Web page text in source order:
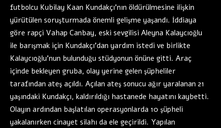
futbolcu Kubilay Kaan Kundakçı’nın öldürülmesine ilişkin
yürütülen soruşturmada önemli gelişme yaşandı. İddiaya
göre rapçi Vahap Canbay, eski sevgilisi Aleyna Kalaycıoğlu
ile barışmak için Kundakçı’dan yardım istedi ve birlikte
Kalaycıoğlu’nun bulunduğu stüdyonun önüne gitti. Araç
içinde bekleyen gruba, olay yerine gelen şüpheliler
tarafından ateş açıldı. Açılan ateş sonucu ağır yaralanan 21
yaşındaki Kundakçı, kaldırıldığı hastanede hayatını kaybetti.
Olayın ardından başlatılan operasyonlarda 10 şüpheli
yakalanırken cinayet silahı da ele geçirildi. Yapılan